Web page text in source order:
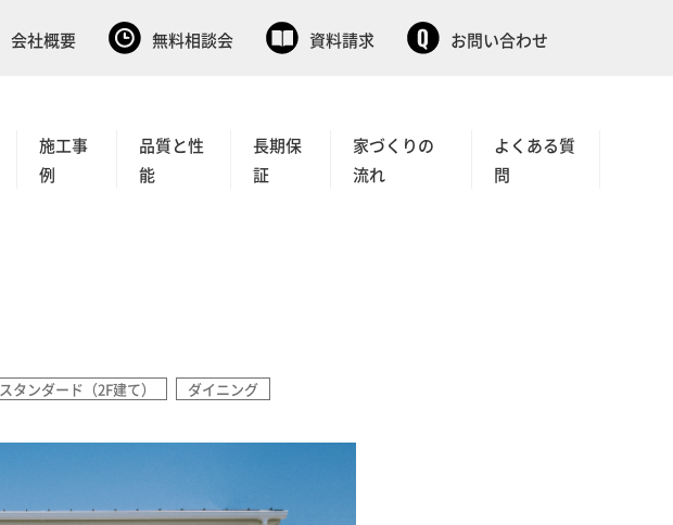
会社概要 無料相談会 資料請求 お問い合わせ
施工事
例
品質と性
能
長期保
証
家づくりの
流れ
よくある質
問
スタンダード（2F建て）
ダイニング